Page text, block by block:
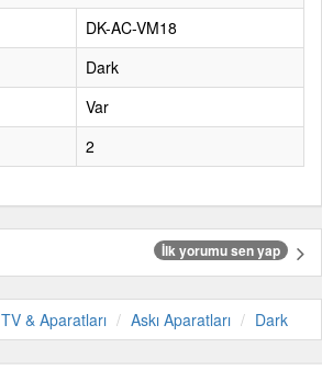
DK-AC-VM18
Dark
Var
2
İlk yorumu sen yap
TV & Aparatları Askı Aparatları Dark